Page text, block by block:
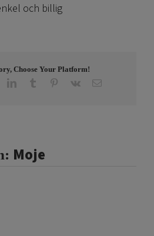
och billig
Choose Your Platform!
LinkedInTumblr Pinterest
Vk E-
Moje